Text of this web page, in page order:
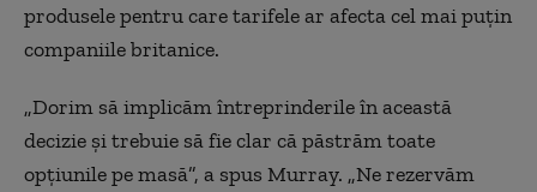
produsele pentru care tarifele ar afecta cel mai puțin
companiile britanice.
„Dorim să implicăm întreprinderile în această
decizie și trebuie să fie clar că păstrăm toate
opțiunile pe masă”, a spus Murray. „Ne rezervăm